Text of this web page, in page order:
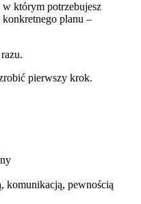
w którym potrzebujesz
planu –
pierwszy krok.
komunikacją, pewnością